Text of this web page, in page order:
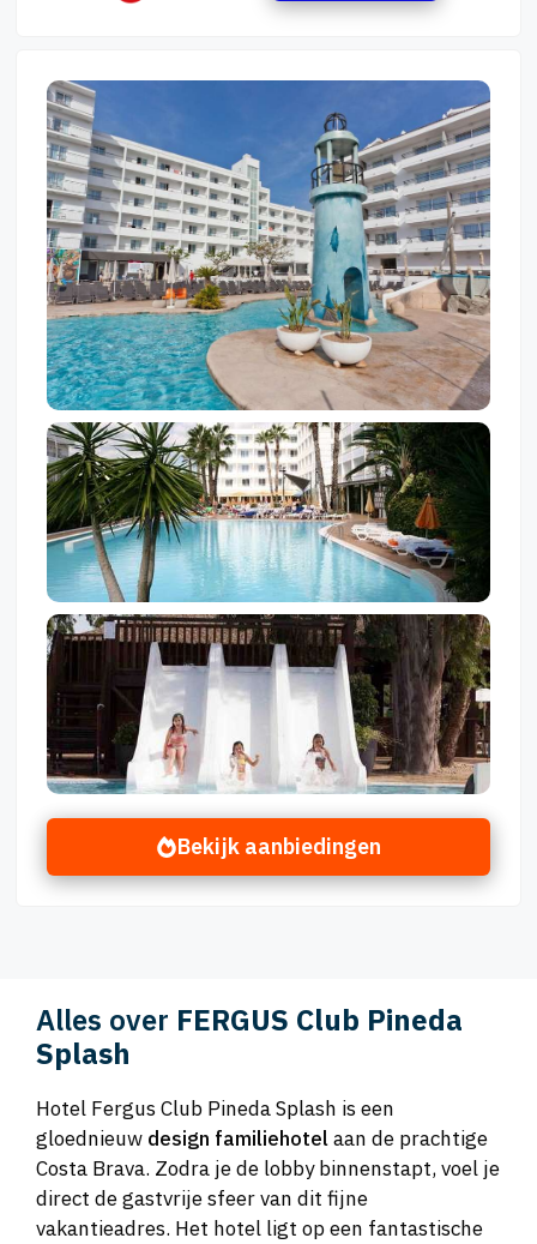
Bekijk aanbiedingen
Alles over FERGUS Club Pineda
Splash
Hotel Fergus Club Pineda Splash is een
gloednieuw design familiehotelaan de prachtige
Costa Brava. Zodra je de lobby binnenstapt, voel je
direct de gastvrije sfeer van dit fijne
vakantieadres. Het hotel ligt op een fantastische